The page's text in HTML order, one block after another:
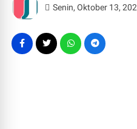
Senin, Oktober 13,